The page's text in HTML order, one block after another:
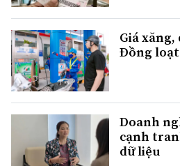
Giá xăng,
Đồng
Doanh
cạnh
dữ liệu